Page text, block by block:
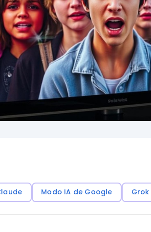
Modo IA de Google Grok